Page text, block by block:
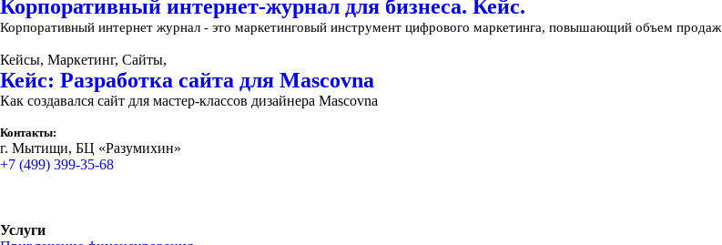
Корпоративный интернет-журнал для бизнеса. Кейс.
Корпоративный интернет журнал - это маркетинговый инструмент цифрового маркетинга, повышающий объем продаж
Кейсы, Маркетинг, Сайты,
Кейс: Разработка сайта для Mascovna
Как создавался сайт для мастер-классов дизайнера Mascovna
Контакты:
г. Мытищи, БЦ «Разумихин»
+7 (499) 399-35-68
Услуги